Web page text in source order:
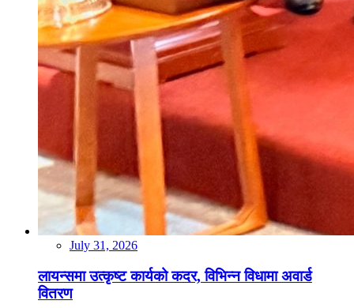
July 31, 2026
लायन्समा उत्कृष्ट कार्यको कदर, विभिन्न विधामा अवार्ड
वितरण